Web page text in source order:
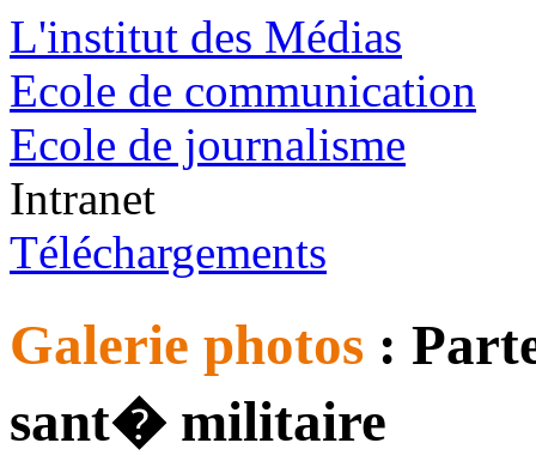
L'institut des Médias
Ecole de communication
Ecole de journalisme
Intranet
Téléchargements
Galerie photos :
sant� militaire